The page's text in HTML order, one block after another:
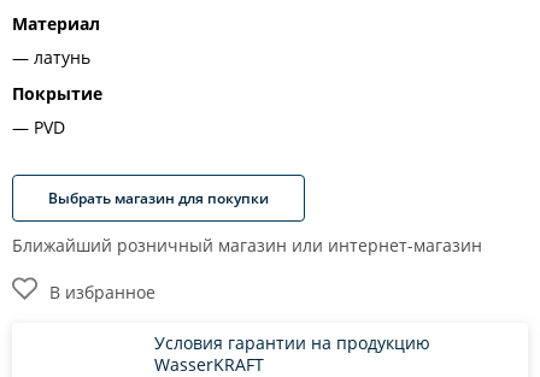
Материал
латунь
Покрытие
PVD
Выбрать магазин для покупки
Ближайший розничный магазин или интернет-магазин
В избранное
Условия гарантии на продукцию
WasserKRAFT